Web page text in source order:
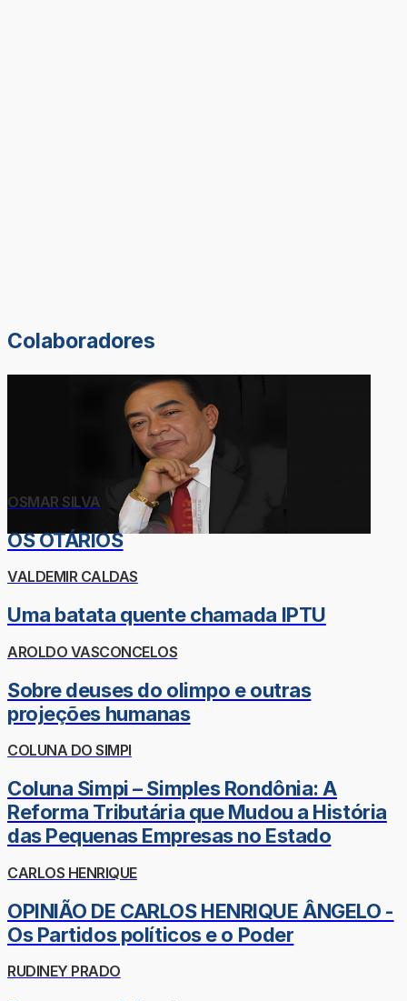
Colaboradores
OSMAR SILVA
OS OTÁRIOS
VALDEMIR CALDAS
Uma batata quente chamada IPTU
AROLDO VASCONCELOS
Sobre deuses do olimpo e outras
projeções humanas
COLUNA DO SIMPI
Coluna Simpi – Simples Rondônia: A
Reforma Tributária que Mudou a História
das Pequenas Empresas no Estado
CARLOS HENRIQUE
OPINIÃO DE CARLOS HENRIQUE ÂNGELO -
Os Partidos políticos e o Poder
RUDINEY PRADO